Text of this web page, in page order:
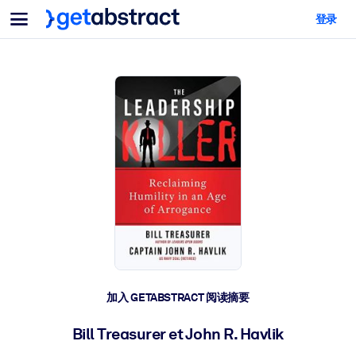
菜单
面向团队与管理者
为您的员工配备关键的人工智能技能。
帮助您的管理者为未来的工作时代做好准备。
让团队更轻松地共同学习、解决实际问题并更快采取行动。
培养您的员工应对未来挑战所需的技能。
面向人工智能系统
登录
加入 GETABSTRACT 阅读摘要
Bill Treasurer et John R. Havlik